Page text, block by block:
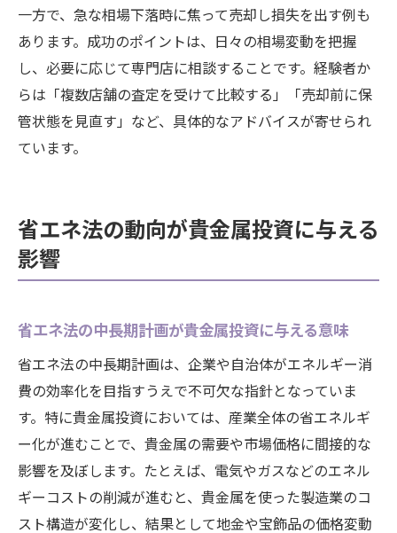
一方で、急な相場下落時に焦って売却し損失を出す例も
あります。成功のポイントは、日々の相場変動を把握
し、必要に応じて専門店に相談することです。経験者か
らは「複数店舗の査定を受けて比較する」「売却前に保
管状態を見直す」など、具体的なアドバイスが寄せられ
ています。
省エネ法の動向が貴金属投資に与える
影響
省エネ法の中長期計画が貴金属投資に与える意味
省エネ法の中長期計画は、企業や自治体がエネルギー消
費の効率化を目指すうえで不可欠な指針となっていま
す。特に貴金属投資においては、産業全体の省エネルギ
ー化が進むことで、貴金属の需要や市場価格に間接的な
影響を及ぼします。たとえば、電気やガスなどのエネル
ギーコストの削減が進むと、貴金属を使った製造業のコ
スト構造が変化し、結果として地金や宝飾品の価格変動